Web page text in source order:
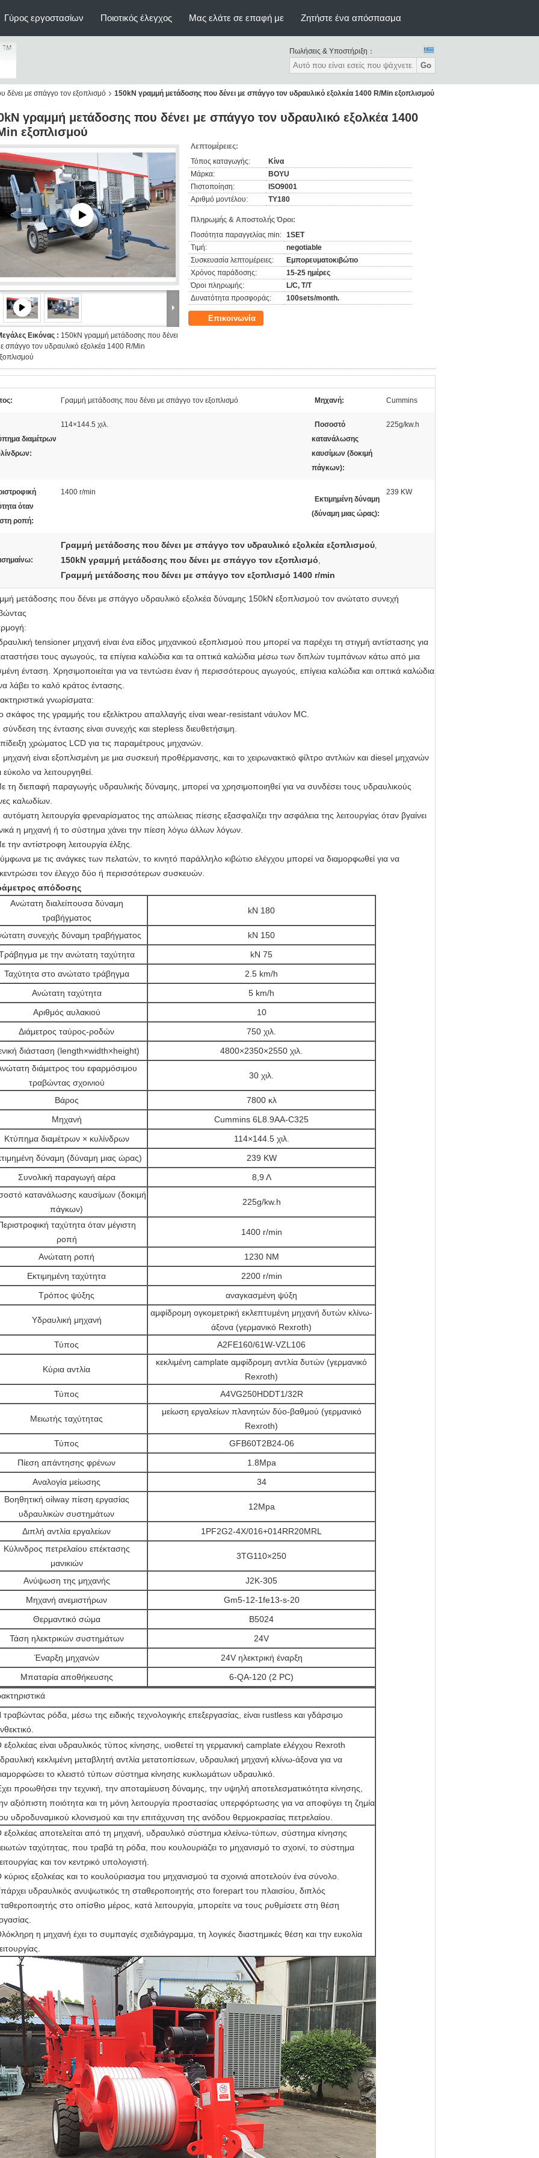
Γύρος εργοστασίων Ποιοτικός έλεγχος Μας ελάτε σε επαφή με Ζητήστε ένα απόσπασμα
Πωλήσεις & Υποστήριξη：
Go
δένει με σπάγγο τον εξοπλισμό 150kN γραμμή μετάδοσης που δένει με σπάγγο τον υδραυλικό εξολκέα 1400 R/Min εξοπλισμού
γραμμή μετάδοσης που δένει με σπάγγο τον υδραυλικό εξολκέα 1400
εξοπλισμού
Εικόνας : 150kN γραμμή μετάδοσης που δένει
σπάγγο τον υδραυλικό εξολκέα 1400 R/Min
Λεπτομέρειες:
Τόπος καταγωγής:
Κίνα
Μάρκα:
BOYU
Πιστοποίηση:
ISO9001
Αριθμό μοντέλου:
TY180
Πληρωμής & Αποστολής Όροι:
Ποσότητα παραγγελίας min: 1SET
Τιμή:
negotiable
Συσκευασία λεπτομέρειες:
Εμπορευματοκιβώτιο
Χρόνος παράδοσης:
15-25 ημέρες
Όροι πληρωμής:
L/C, T/T
Δυνατότητα προσφοράς:
100sets/month.
Επικοινωνία
Γραμμή μετάδοσης που δένει με σπάγγο τον εξοπλισμό Μηχανή: Cummins
διαμέτρων
114×144.5 χιλ.
Ποσοστό
κατανάλωσης
καυσίμων (δοκιμή
πάγκων):
225g/kw.h
όταν
ροπή:
1400 r/min
Εκτιμημένη δύναμη
(δύναμη μιας ώρας):
239 KW
Γραμμή μετάδοσης που δένει με σπάγγο τον υδραυλικό εξολκέα εξοπλισμού,
150kN γραμμή μετάδοσης που δένει με σπάγγο τον εξοπλισμό,
Γραμμή μετάδοσης που δένει με σπάγγο τον εξοπλισμό 1400 r/min
μετάδοσης που δένει με σπάγγο υδραυλικό εξολκέα δύναμης 150kN εξοπλισμού τον ανώτατο συνεχή
tensioner μηχανή είναι ένα είδος μηχανικού εξοπλισμού που μπορεί να παρέχει τη στιγμή αντίστασης για
τους αγωγούς, τα επίγεια καλώδια και τα οπτικά καλώδια μέσω των διπλών τυμπάνων κάτω από μια
ένταση. Χρησιμοποιείται για να τεντώσει έναν ή περισσότερους αγωγούς, επίγεια καλώδια και οπτικά καλώδια
λάβει το καλό κράτος έντασης.
γνωρίσματα:
σκάφος της γραμμής του εξελίκτρου απαλλαγής είναι wear-resistant νάυλον MC.
της έντασης είναι συνεχής και stepless διευθετήσιμη.
χρώματος LCD για τις παραμέτρους μηχανών.
είναι εξοπλισμένη με μια συσκευή προθέρμανσης, και το χειρωνακτικό φίλτρο αντλιών και diesel μηχανών
εύκολο να λειτουργηθεί.
τη διεπαφή παραγωγής υδραυλικής δύναμης, μπορεί να χρησιμοποιηθεί για να συνδέσει τους υδραυλικούς
καλωδίων.
λειτουργία φρεναρίσματος της απώλειας πίεσης εξασφαλίζει την ασφάλεια της λειτουργίας όταν βγαίνει
η μηχανή ή το σύστημα χάνει την πίεση λόγω άλλων λόγων.
την αντίστροφη λειτουργία έλξης.
με τις ανάγκες των πελατών, το κινητό παράλληλο κιβώτιο ελέγχου μπορεί να διαμορφωθεί για να
τον έλεγχο δύο ή περισσότερων συσκευών.
απόδοσης
Ανώτατη διαλείπουσα δύναμη
τραβήγματος
kN 180
συνεχής δύναμη τραβήγματος
kN 150
με την ανώτατη ταχύτητα
kN 75
Ταχύτητα στο ανώτατο τράβηγμα
2.5 km/h
Ανώτατη ταχύτητα
5 km/h
Αριθμός αυλακιού
10
Διάμετρος ταύρος-ροδών
750 χιλ.
διάσταση (length×width×height)
4800×2350×2550 χιλ.
διάμετρος του εφαρμόσιμου
τραβώντας σχοινιού
30 χιλ.
Βάρος
7800 κλ
Μηχανή
Cummins 6L8.9AA-C325
Κτύπημα διαμέτρων × κυλίνδρων
114×144.5 χιλ.
δύναμη (δύναμη μιας ώρας)
239 KW
Συνολική παραγωγή αέρα
8,9 Λ
κατανάλωσης καυσίμων (δοκιμή
πάγκων)
225g/kw.h
ταχύτητα όταν μέγιστη
ροπή
1400 r/min
Ανώτατη ροπή
1230 NM
Εκτιμημένη ταχύτητα
2200 r/min
Τρόπος ψύξης
αναγκασμένη ψύξη
Υδραυλική μηχανή
αμφίδρομη ογκομετρική εκλεπτυμένη μηχανή δυτών κλίνω-
άξονα (γερμανικό Rexroth)
Τύπος
A2FE160/61W-VZL106
Κύρια αντλία
κεκλιμένη camplate αμφίδρομη αντλία δυτών (γερμανικό
Rexroth)
Τύπος
A4VG250HDDT1/32R
Μειωτής ταχύτητας
μείωση εργαλείων πλανητών δύο-βαθμού (γερμανικό
Rexroth)
Τύπος
GFB60T2B24-06
Πίεση απάντησης φρένων
1.8Mpa
Αναλογία μείωσης
34
Βοηθητική oilway πίεση εργασίας
υδραυλικών συστημάτων
12Mpa
Διπλή αντλία εργαλείων
1PF2G2-4X/016+014RR20MRL
Κύλινδρος πετρελαίου επέκτασης
μανικιών
3TG110×250
Ανύψωση της μηχανής
J2K-305
Μηχανή ανεμιστήρων
Gm5-12-1fe13-s-20
Θερμαντικό σώμα
B5024
Τάση ηλεκτρικών συστημάτων
24V
Έναρξη μηχανών
24V ηλεκτρική έναρξη
Μπαταρία αποθήκευσης
6-QA-120 (2 PC)
τραβώντας ρόδα, μέσω της ειδικής τεχνολογικής επεξεργασίας, είναι rustless και γδάρσιμο
εξολκέας είναι υδραυλικός τύπος κίνησης, υιοθετεί τη γερμανική camplate ελέγχου Rexroth
κεκλιμένη μεταβλητή αντλία μετατοπίσεων, υδραυλική μηχανή κλίνω-άξονα για να
το κλειστό τύπων σύστημα κίνησης κυκλωμάτων υδραυλικό.
προωθήσει την τεχνική, την αποταμίευση δύναμης, την υψηλή αποτελεσματικότητα κίνησης,
αξιόπιστη ποιότητα και τη μόνη λειτουργία προστασίας υπερφόρτωσης για να αποφύγει τη ζημία
υδροδυναμικού κλονισμού και την επιτάχυνση της ανόδου θερμοκρασίας πετρελαίου.
εξολκέας αποτελείται από τη μηχανή, υδραυλικό σύστημα κλείνω-τύπων, σύστημα κίνησης
ταχύτητας, που τραβά τη ρόδα, που κουλουριάζει το μηχανισμό το σχοινί, το σύστημα
και τον κεντρικό υπολογιστή.
κύριος εξολκέας και το κουλούριασμα του μηχανισμού τα σχοινιά αποτελούν ένα σύνολο.
υδραυλικός ανυψωτικός τη σταθεροποιητής στο forepart του πλαισίου, διπλός
στο οπίσθιο μέρος, κατά λειτουργία, μπορείτε να τους ρυθμίσετε στη θέση
η μηχανή έχει το συμπαγές σχεδιάγραμμα, τη λογικές διαστημικές θέση και την ευκολία